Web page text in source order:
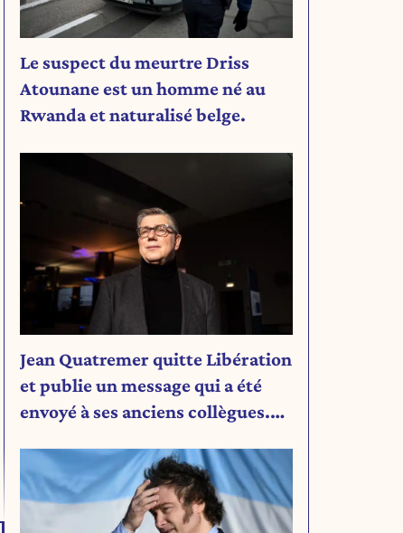
Le suspect du meurtre Driss
Atounane est un homme né au
Rwanda et naturalisé belge.
Jean Quatremer quitte Libération
et publie un message qui a été
envoyé à ses anciens collègues.